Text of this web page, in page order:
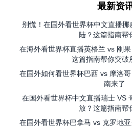
最新资
别慌！在国外看世界杯中文直播
陆？这篇指南帮
在海外看世界杯直播英格兰 vs 刚
这篇指南帮你突破
在国外如何看世界杯巴西 vs 摩洛
南来了
在国外看世界杯中文直播瑞士 VS
放？这篇指南帮
在国外看世界杯巴拿马 vs 克罗地